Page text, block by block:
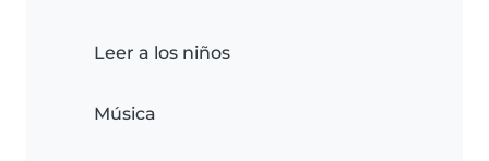
Leer a los niños
Música